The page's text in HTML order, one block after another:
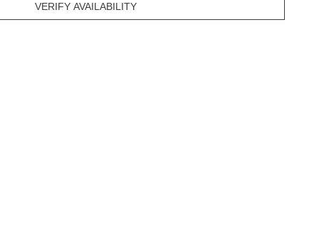
VERIFY AVAILABILITY